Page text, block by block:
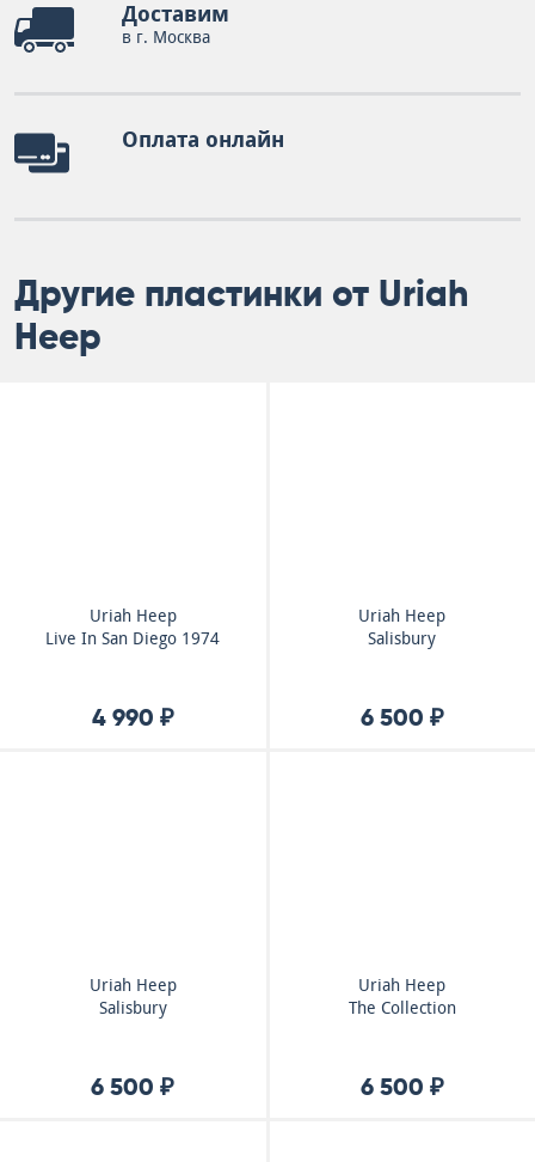
Доставим
в г. Москва
Оплата онлайн
Другие пластинки от Uriah
Heep
Uriah Heep
Live In San Diego 1974
4 990 ₽
Uriah Heep
Salisbury
6 500 ₽
Uriah Heep
Salisbury
6 500 ₽
Uriah Heep
The Collection
6 500 ₽